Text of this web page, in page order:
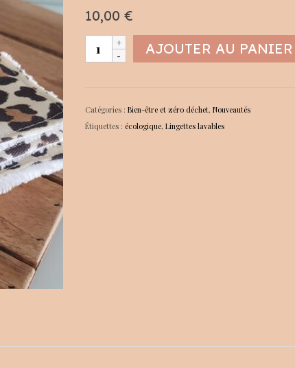
10,00 €
quantité
de
5
lingettes
AJOUTER AU PANIER
Catégories : Bien-être et zéro déchet, Nouveautés
Étiquettes : écologique, Lingettes lavables